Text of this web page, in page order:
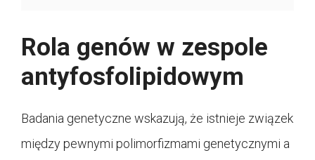
Rola genów w zespole
antyfosfolipidowym
Badania genetyczne wskazują, że istnieje związek
między pewnymi polimorfizmami genetycznymi a